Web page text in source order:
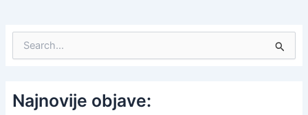
c
hNajnovije objave: